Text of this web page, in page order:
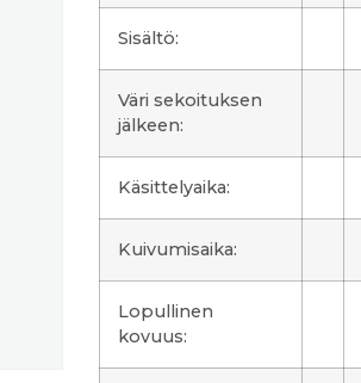
Sisältö:
Väri sekoituksen
jälkeen:
Käsittelyaika:
Kuivumisaika:
Lopullinen
kovuus: